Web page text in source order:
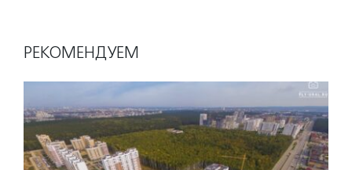
РЕКОМЕНДУЕМ